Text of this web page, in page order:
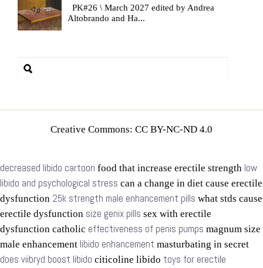
PK#26 \ March 2027 edited by Andrea
Altobrando and Ha...
Creative Commons: CC BY-NC-ND 4.0
decreased libido cartoon food that increase erectile strength low
libido and psychological stress can a change in diet cause erectile
dysfunction 25k strength male enhancement pills what stds cause
erectile dysfunction size genix pills sex with erectile
dysfunction catholic effectiveness of penis pumps magnum size
male enhancement libido enhancement masturbating in secret
does viibryd boost libido citicoline libido toys for erectile